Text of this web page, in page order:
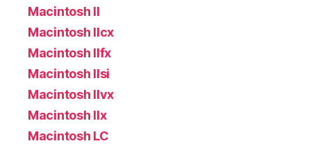
Macintosh II
Macintosh IIcx
Macintosh IIfx
Macintosh IIsi
Macintosh IIvx
Macintosh IIx
Macintosh LC